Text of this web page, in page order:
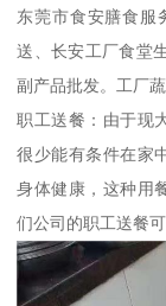
东莞市食安膳食服
送、长安工厂食堂
副产品批发。工厂蔬
职工送餐：由于现
很少能有条件在家
身体健康，这种用
们公司的职工送餐